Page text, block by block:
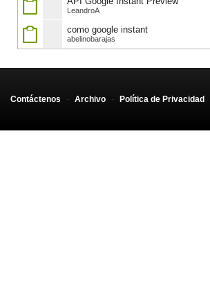
LeandroA
como google instant
abelinobarajas
Contáctenos - Archivo - Política de Privacidad